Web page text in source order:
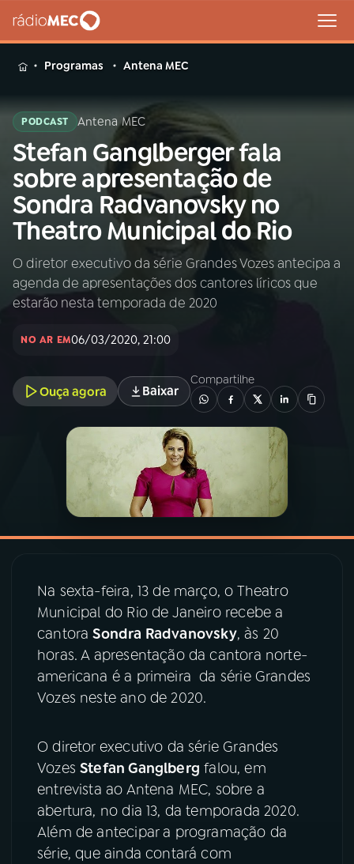
MENU
Buscar
na
Rádio
MEC
Buscar
Início AO VIVO
01 INÍCIO
02A RÁDIO
03PROGRAMAÇÃO
PROGRAMAS
PODCASTS
07ÚLTIMAS
08PRÊMIO RÁDIO MEC
YouTube Facebook
Instagram X
Programas Antena MEC
PODCAST Antena MEC
Stefan Ganglberger fala
sobre apresentação de
Sondra Radvanovsky no
Theatro Municipal do Rio
O diretor executivo da série Grandes Vozes antecipa a
agenda de apresentações dos cantores líricos que
estarão nesta temporada de 2020
NO AR EM06/03/2020, 21:00
Ouça agora Baixar
Compartilhe
Na sexta-feira, 13 de março, o Theatro
Municipal do Rio de Janeiro recebe a
cantoraSondra Radvanovsky, às 20
horas. A apresentação da cantora norte-
americana é a primeira da série Grandes
Vozes neste ano de 2020.
O diretor executivo da série Grandes
VozesStefan Ganglberg falou, em
entrevista ao Antena MEC, sobre a
abertura, no dia 13, da temporada 2020.
Além de antecipar a programação da
série, que ainda contará com